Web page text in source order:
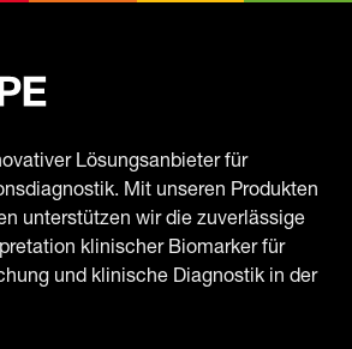
Lösungsanbieter für
Mit unseren Produkten
unterstützen wir die zuverlässige
klinischer Biomarker für
und klinische Diagnostik in der